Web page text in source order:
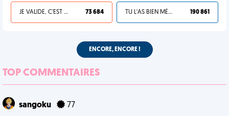
JE VALIDE, C'EST UNE VDM 73 684 TU L'AS BIEN MÉRITÉ 190 861
ENCORE, ENCORE !
TOP COMMENTAIRES
sangoku 77